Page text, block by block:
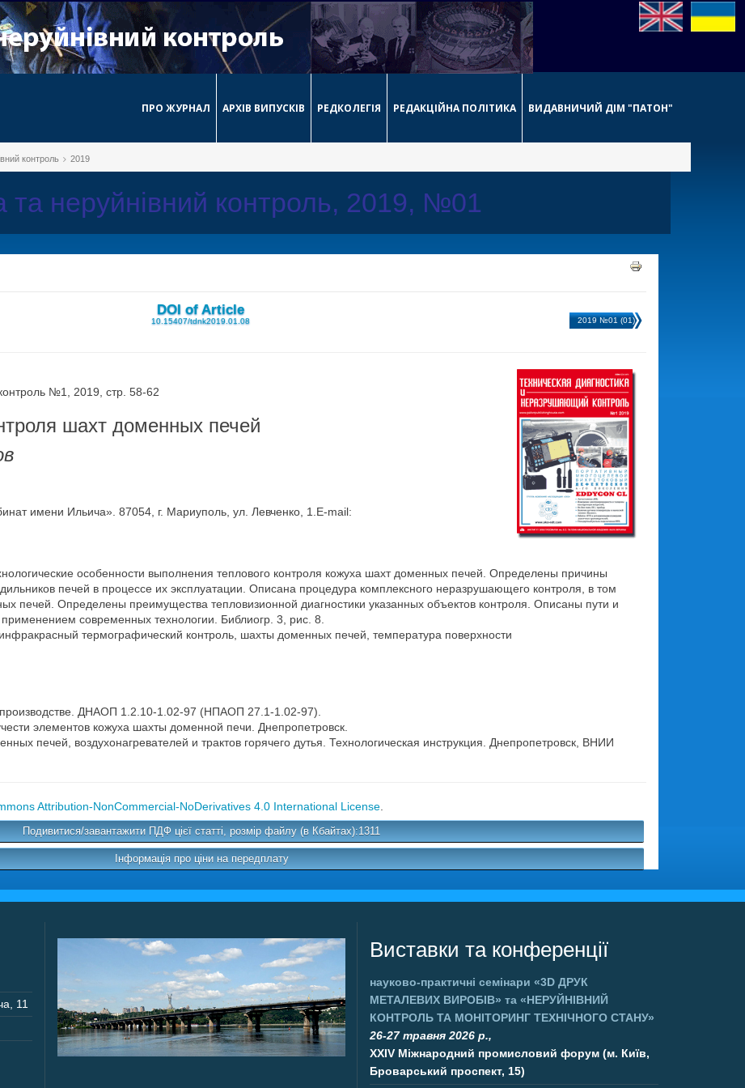
ПРО ЖУРНАЛ АРХІВ ВИПУСКІВ РЕДКОЛЕГІЯ РЕДАКЦІЙНА ПОЛІТИКА ВИДАВНИЧИЙ ДІМ "ПАТОН"
контроль 2019
та неруйнівний контроль, 2019, №01
DOI of Article
10.15407/tdnk2019.01.08 2019 №01 (01)
№1, 2019, стр. 58-62
шахт доменных печей
имени Ильича». 87054, г. Мариуполь, ул. Левченко, 1.E-mail:
особенности выполнения теплового контроля кожуха шахт доменных печей. Определены причины
печей в процессе их эксплуатации. Описана процедура комплексного неразрушающего контроля, в том
печей. Определены преимущества тепловизионной диагностики указанных объектов контроля. Описаны пути и
современных технологии. Библиогр. 3, рис. 8.
термографический контроль, шахты доменных печей, температура поверхности
ДНАОП 1.2.10-1.02-97 (НПАОП 27.1-1.02-97).
элементов кожуха шахты доменной печи. Днепропетровск.
печей, воздухонагревателей и трактов горячего дутья. Технологическая инструкция. Днепропетровск, ВНИИ
Attribution-NonCommercial-NoDerivatives 4.0 International License
Подивитися/завантажити ПДФ цієї статті, розмір файлу (в Кбайтах):1311
Інформація про ціни на передплату
11
Виставки та конференції
науково-практичні семінари«3D ДРУК
МЕТАЛЕВИХ ВИРОБІВ» та«НЕРУЙНІВНИЙ
КОНТРОЛЬ ТА МОНІТОРИНГ ТЕХНІЧНОГО СТАНУ»
26-27 травня 2026 р.,
XXIV Міжнародний промисловий форум (м. Київ,
Броварський проспект, 15)